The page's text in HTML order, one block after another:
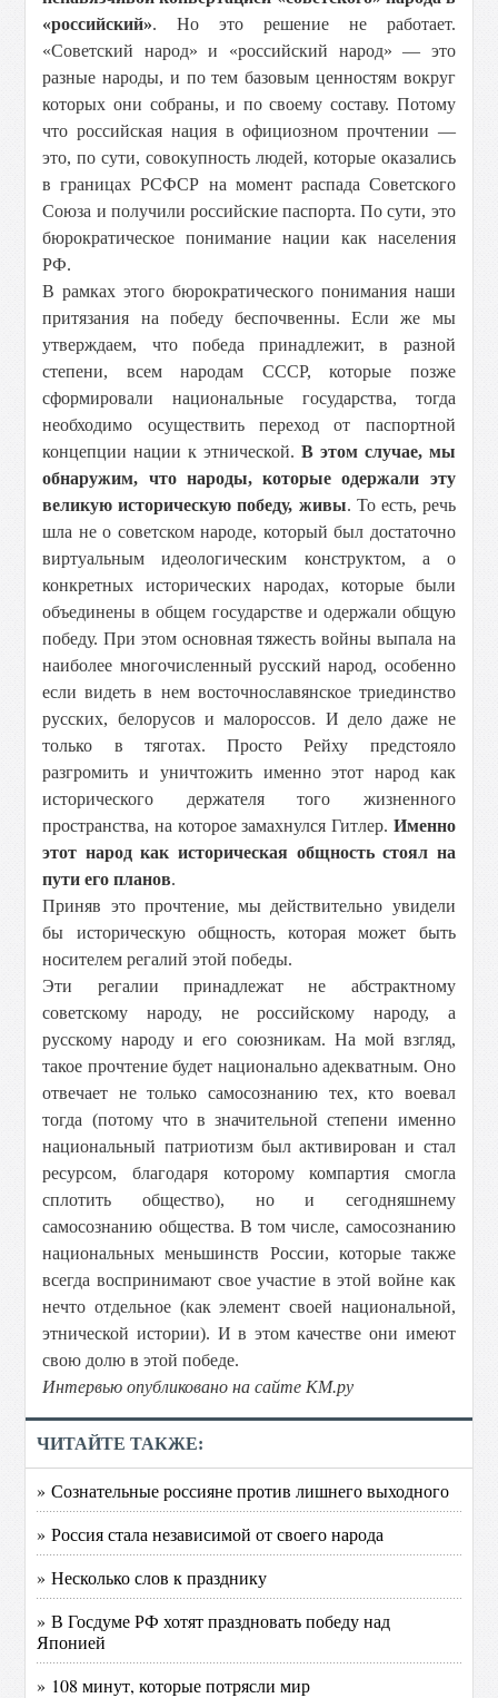
«российский». Но это решение не работает.
«Советский народ» и «российский народ» — это
разные народы, и по тем базовым ценностям вокруг
которых они собраны, и по своему составу. Потому
что российская нация в официозном прочтении —
это, по сути, совокупность людей, которые оказались
в границах РСФСР на момент распада Советского
Союза и получили российские паспорта. По сути, это
бюрократическое понимание нации как населения
РФ.
В рамках этого бюрократического понимания наши
притязания на победу беспочвенны. Если же мы
утверждаем, что победа принадлежит, в разной
степени, всем народам СССР, которые позже
сформировали национальные государства, тогда
необходимо осуществить переход от паспортной
концепции нации к этнической. В этом случае, мы
обнаружим, что народы, которые одержали эту
великую историческую победу, живы. То есть, речь
шла не о советском народе, который был достаточно
виртуальным идеологическим конструктом, а о
конкретных исторических народах, которые были
объединены в общем государстве и одержали общую
победу. При этом основная тяжесть войны выпала на
наиболее многочисленный русский народ, особенно
если видеть в нем восточнославянское триединство
русских, белорусов и малороссов. И дело даже не
только в тяготах. Просто Рейху предстояло
разгромить и уничтожить именно этот народ как
исторического держателя того жизненного
пространства, на которое замахнулся Гитлер. Именно
этот народ как историческая общность стоял на
пути его планов.
Приняв это прочтение, мы действительно увидели
бы историческую общность, которая может быть
носителем регалий этой победы.
Эти регалии принадлежат не абстрактному
советскому народу, не российскому народу, а
русскому народу и его союзникам. На мой взгляд,
такое прочтение будет национально адекватным. Оно
отвечает не только самосознанию тех, кто воевал
тогда (потому что в значительной степени именно
национальный патриотизм был активирован и стал
ресурсом, благодаря которому компартия смогла
сплотить общество), но и сегодняшнему
самосознанию общества. В том числе, самосознанию
национальных меньшинств России, которые также
всегда воспринимают свое участие в этой войне как
нечто отдельное (как элемент своей национальной,
этнической истории). И в этом качестве они имеют
свою долю в этой победе.
Интервью опубликовано на сайте КМ.ру
ЧИТАЙТЕ ТАКЖЕ:
» Сознательные россияне против лишнего выходного
» Россия стала независимой от своего народа
» Несколько слов к празднику
» В Госдуме РФ хотят праздновать победу над
Японией
» 108 минут, которые потрясли мир